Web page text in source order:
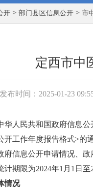
开 > 部门县区信息公开 > 市
定西市中
发布时间：2025-01-23
华人民共和国政府信息
开工作年度报告格式>的
府信息公开申请情况、
期限为2024年1月1日至
情况